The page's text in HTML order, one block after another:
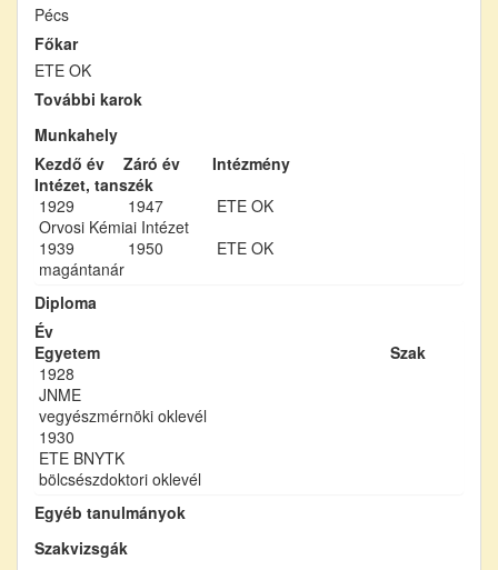
Pécs
Főkar
ETE OK
További karok
Munkahely
Kezdő év
Záró év
Intézmény
Intézet, tanszék
1929
1947
ETE OK
Orvosi Kémiai Intézet
1939
1950
ETE OK
magántanár
Diploma
Év
Egyetem
Szak
1928
JNME
vegyészmérnöki oklevél
1930
ETE BNYTK
bölcsészdoktori oklevél
Egyéb tanulmányok
Szakvizsgák